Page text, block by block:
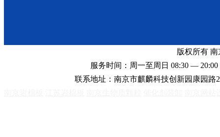
版权所有
服务时间：周一至周日 08:30 —
联系地址：南京市麒麟科技创新园康园